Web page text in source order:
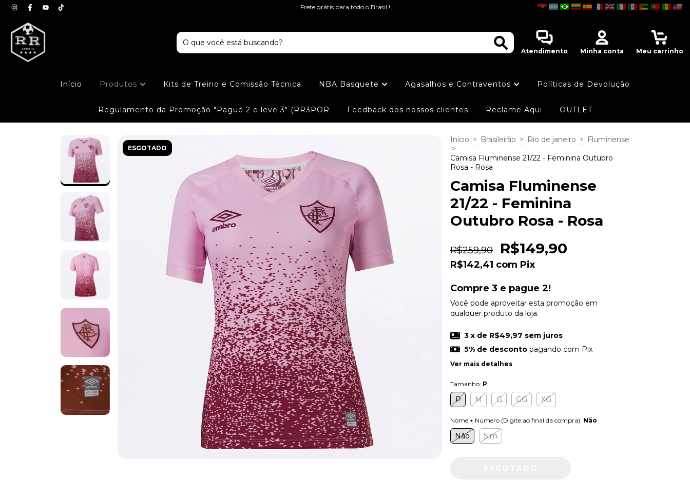
Frete grátis para todo o Brasil !
Atendimento Minha conta Meu carrinho
Início Produtos Kits de Treino e Comissão Técnica NBA Basquete Agasalhos e Contraventos Políticas de Devolução
Regulamento da Promoção "Pague 2 e leve 3" (RR3POR Feedback dos nossos clientes Reclame Aqui OUTLET
ESGOTADO
Início > Brasileirão > Rio de janeiro > Fluminense
>
Camisa Fluminense 21/22 - Feminina Outubro
Rosa - Rosa
Camisa Fluminense
21/22 - Feminina
Outubro Rosa - Rosa
R$259,90 R$149,90
R$142,41 com Pix
Compre 3 e pague 2!
Você pode aproveitar esta promoção em
qualquer produto da loja.
3 x de R$49,97 sem juros
5% de descontopagando com Pix
Ver mais detalhes
Tamanho: P
P M G GG XG
Nome + Número (Digite ao final da compra): Não
Não Sim